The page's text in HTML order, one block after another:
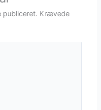
publiceret. Krævede